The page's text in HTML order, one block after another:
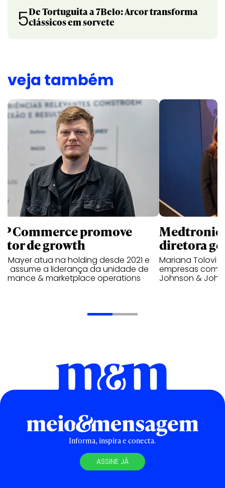
5De Tortuguita a 7Belo: Arcor transforma
clássicos em sorvete
veja também
Commerce promove
de growth
Mayer atua na holding desde 2021 e
assume a liderança da unidade de
& marketplace operations
Medtronic
diretora
Mariana Tolovi
empresas
Johnson &
Informa, inspira e conecta.
ASSINE JÁ